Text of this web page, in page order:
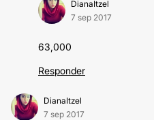
DianaItzel
7 sep 2017
63,000
Responder
DianaItzel
7 sep 2017